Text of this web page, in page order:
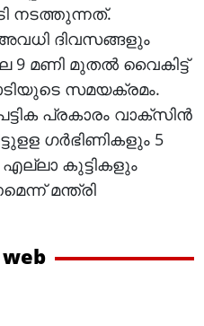
നടത്തുന്നത്.
ദിവസങ്ങളും
9 മണി മുതല്‍ വൈകിട്ട്
സമയക്രമം.
പ്രകാരം വാക്‌സിന്‍
ഗര്‍ഭിണികളും 5
കുട്ടികളും
മന്ത്രി